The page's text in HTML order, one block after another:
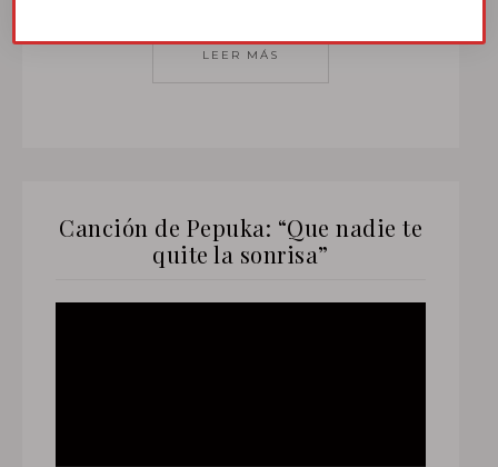
LEER MÁS
Canción de Pepuka: “Que nadie te
quite la sonrisa”